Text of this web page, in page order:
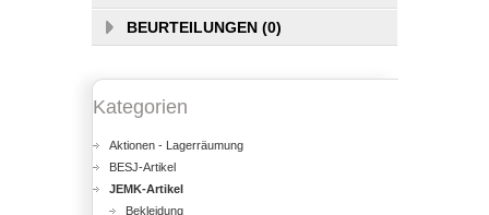
BEURTEILUNGEN (0)
Kategorien
Aktionen - Lagerräumung
BESJ-Artikel
JEMK-Artikel
Bekleidung